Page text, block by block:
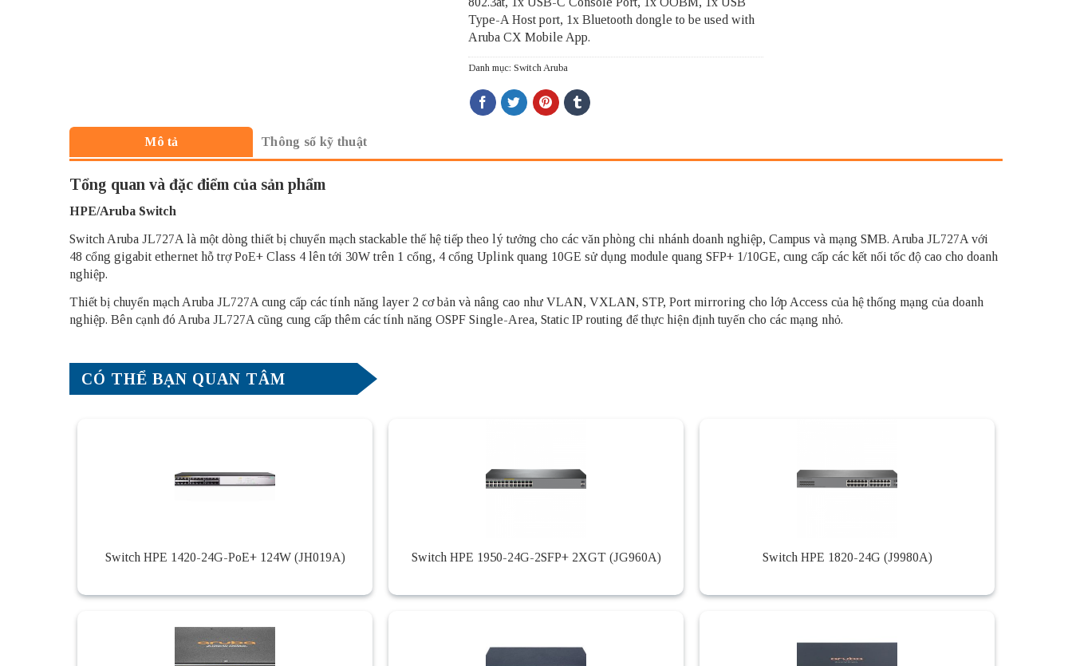
Type-A Host port, 1x Bluetooth dongle to be used with
Aruba CX Mobile App.
Danh mục: Switch Aruba
Mô tả Thông số kỹ thuật
Tổng quan và đặc điểm của sản phẩm
HPE/Aruba Switch
Switch Aruba JL727A là một dòng thiết bị chuyển mạch stackable thế hệ tiếp theo lý tưởng cho các văn phòng chi nhánh doanh nghiệp, Campus và mạng SMB. Aruba JL727A với
48 cổng gigabit ethernet hỗ trợ PoE+ Class 4 lên tới 30W trên 1 cổng, 4 cổng Uplink quang 10GE sử dụng module quang SFP+ 1/10GE, cung cấp các kết nối tốc độ cao cho doanh
nghiệp.
Thiết bị chuyển mạch Aruba JL727A cung cấp các tính năng layer 2 cơ bản và nâng cao như VLAN, VXLAN, STP, Port mirroring cho lớp Access của hệ thống mạng của doanh
nghiệp. Bên cạnh đó Aruba JL727A cũng cung cấp thêm các tính năng OSPF Single-Area, Static IP routing để thực hiện định tuyến cho các mạng nhỏ.
CÓ THỂ BẠN QUAN TÂM
Switch HPE 1420-24G-PoE+ 124W (JH019A) Switch HPE 1950-24G-2SFP+ 2XGT (JG960A) Switch HPE 1820-24G (J9980A)